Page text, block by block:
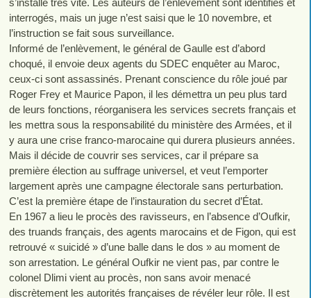
interrogés, mais un juge n’est saisi que le 10 novembre, et
l’instruction se fait sous surveillance.
Informé de l’enlèvement, le général de Gaulle est d’abord
choqué, il envoie deux agents du SDEC enquêter au Maroc,
ceux-ci sont assassinés. Prenant conscience du rôle joué par
Roger Frey et Maurice Papon, il les démettra un peu plus tard
de leurs fonctions, réorganisera les services secrets français et
les mettra sous la responsabilité du ministère des Armées, et il
y aura une crise franco-marocaine qui durera plusieurs années.
Mais il décide de couvrir ses services, car il prépare sa
première élection au suffrage universel, et veut l’emporter
largement après une campagne électorale sans perturbation.
C’est la première étape de l’instauration du secret d’État.
En 1967 a lieu le procès des ravisseurs, en l’absence d’Oufkir,
des truands français, des agents marocains et de Figon, qui est
retrouvé « suicidé » d’une balle dans le dos » au moment de
son arrestation. Le général Oufkir ne vient pas, par contre le
colonel Dlimi vient au procès, non sans avoir menacé
discrètement les autorités françaises de révéler leur rôle. Il est